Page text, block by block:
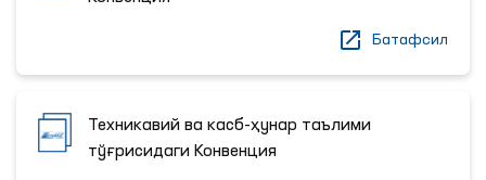
Батафсил
Техникавий ва касб-ҳунар таълими
тўғрисидаги Конвенция